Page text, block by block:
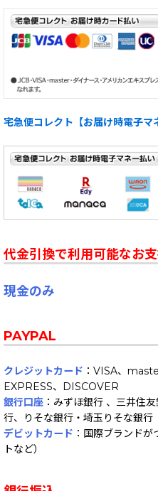
宅急便コレクト【お届け時電子マ
代金引換で利用可能なお
現金のみ
PAYPAL
クレジットカード ：VISA、
EXPRESS、DISCOVER
銀行口座 ：みずほ銀行 、三井住
行、りそな銀行・埼玉りそな銀行
デビットカード ：国際ブランド
トなど）